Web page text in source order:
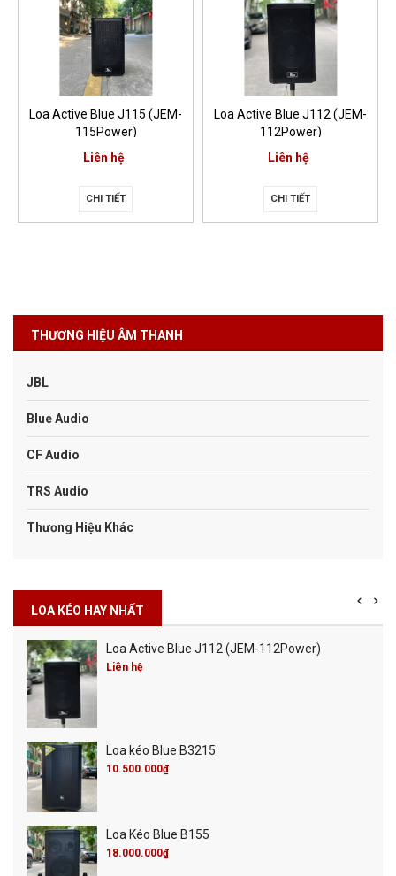
Loa Active Blue J112 (JEM-
112Power)
Liên hệ
CHI TIẾT
Loa kéo Blue B3215
10.500.000₫
MUA HÀNG
THƯƠNG HIỆU ÂM THANH
JBL
Blue Audio
CF Audio
TRS Audio
Thương Hiệu Khác
LOA KÉO HAY NHẤT
Loa Active Blue J112 (JEM-112Power)
Liên hệ
Loa kéo Blue B3215
10.500.000₫
Loa Kéo Blue B155
18.000.000₫